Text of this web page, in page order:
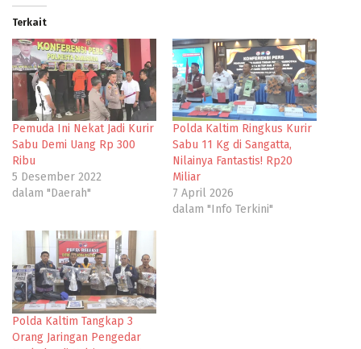
Terkait
Pemuda Ini Nekat Jadi Kurir
Sabu Demi Uang Rp 300
Ribu
5 Desember 2022
dalam "Daerah"
Polda Kaltim Ringkus Kurir
Sabu 11 Kg di Sangatta,
Nilainya Fantastis! Rp20
Miliar
7 April 2026
dalam "Info Terkini"
Polda Kaltim Tangkap 3
Orang Jaringan Pengedar